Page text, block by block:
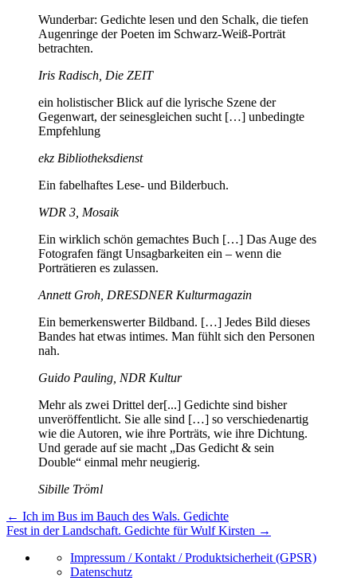
Wunderbar: Gedichte lesen und den Schalk, die tiefen
Augenringe der Poeten im Schwarz-Weiß-Porträt
betrachten.
Iris Radisch, Die ZEIT
ein holistischer Blick auf die lyrische Szene der
Gegenwart, der seinesgleichen sucht […] unbedingte
Empfehlung
ekz Bibliotheksdienst
Ein fabelhaftes Lese- und Bilderbuch.
WDR 3, Mosaik
Ein wirklich schön gemachtes Buch […] Das Auge des
Fotografen fängt Unsagbarkeiten ein – wenn die
Porträtieren es zulassen.
Annett Groh, DRESDNER Kulturmagazin
Ein bemerkenswerter Bildband. […] Jedes Bild dieses
Bandes hat etwas intimes. Man fühlt sich den Personen
nah.
Guido Pauling, NDR Kultur
Mehr als zwei Drittel der[...] Gedichte sind bisher
unveröffentlicht. Sie alle sind […] so verschiedenartig
wie die Autoren, wie ihre Porträts, wie ihre Dichtung.
Und gerade auf sie macht „Das Gedicht & sein
Double“ einmal mehr neugierig.
Sibille Tröml
← Ich im Bus im Bauch des Wals. Gedichte
Fest in der Landschaft. Gedichte für Wulf Kirsten →
Impressum / Kontakt / Produktsicherheit (GPSR)
Datenschutz